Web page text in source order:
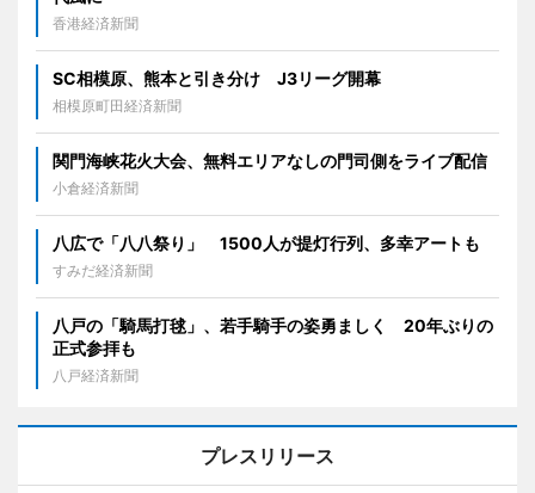
香港経済新聞
SC相模原、熊本と引き分け J3リーグ開幕
相模原町田経済新聞
関門海峡花火大会、無料エリアなしの門司側をライブ配信
小倉経済新聞
八広で「八八祭り」 1500人が提灯行列、多幸アートも
すみだ経済新聞
八戸の「騎馬打毬」、若手騎手の姿勇ましく 20年ぶりの
正式参拝も
八戸経済新聞
プレスリリース